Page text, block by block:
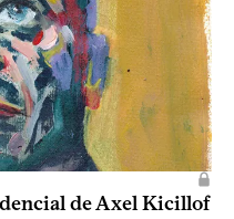
de Axel Kicillof